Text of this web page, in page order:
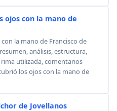
ojos con la mano de
la mano de Francisco de
análisis, estructura,
utilizada, comentarios
los ojos con la mano de
de Jovellanos